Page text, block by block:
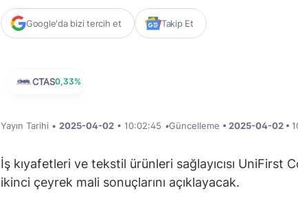
Google'da bizi tercih et Takip Et
CTAS0,33%
Yayın Tarihi • 2025-04-02 • 10:02:45 •Güncelleme • 2025-04-02 •
İş kıyafetleri ve tekstil ürünleri sağlayıcısı UniFirst
ikinci çeyrek mali sonuçlarını açıklayacak.